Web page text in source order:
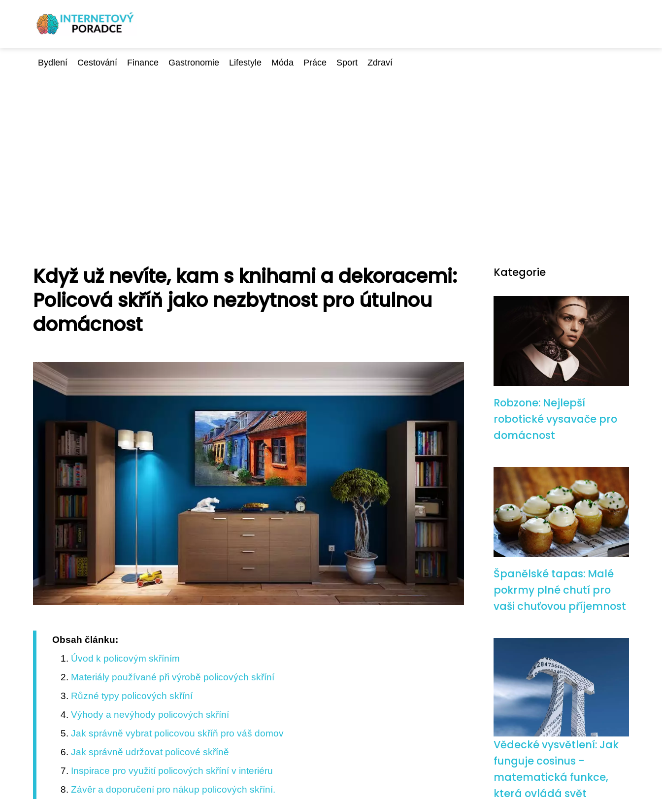
Bydlení Cestování Finance Gastronomie Lifestyle Móda Práce Sport Zdraví
Když už nevíte, kam s knihami a dekoracemi:
Policová skříň jako nezbytnost pro útulnou
domácnost
Obsah článku:
Úvod k policovým skříním
Materiály používané při výrobě policových skříní
Různé typy policových skříní
Výhody a nevýhody policových skříní
Jak správně vybrat policovou skříň pro váš domov
Jak správně udržovat policové skříně
Inspirace pro využití policových skříní v interiéru
Závěr a doporučení pro nákup policových skříní.
Kategorie
Robzone: Nejlepší
robotické vysavače pro
domácnost
Španělské tapas: Malé
pokrmy plné chutí pro
vaši chuťovou příjemnost
Vědecké vysvětlení: Jak
funguje cosinus -
matematická funkce,
která ovládá svět